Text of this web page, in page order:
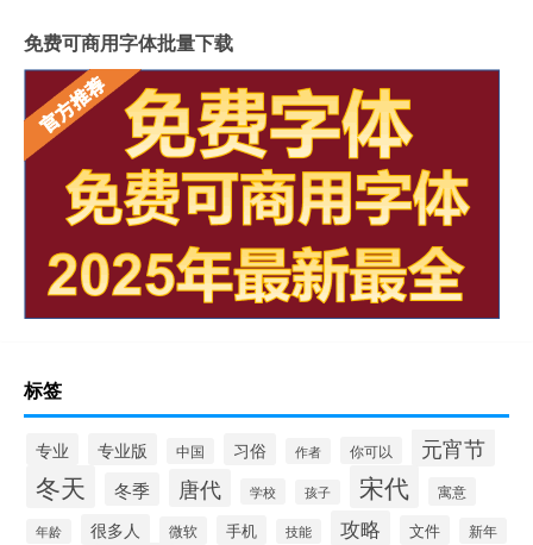
免费可商用字体批量下载
标签
专业 专业版 中国 习俗 作者 你可以 元宵节
冬天 冬季 唐代 学校 孩子 宋代 寓意
年龄 很多人 微软 手机 技能 攻略 文件 新年